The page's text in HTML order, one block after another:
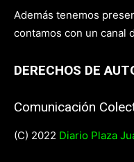
Además tenemos
contamos con un canal
DERECHOS DE
Comunicación
(C) 2022 Diario Plaza